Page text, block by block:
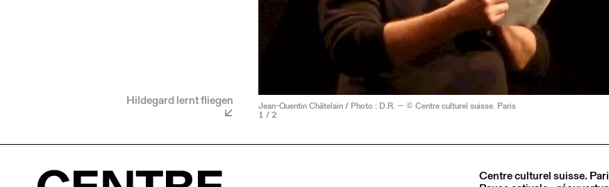
Hildegard lernt fliegen Jean-Quentin Châtelain / Photo : D.R. — © Centre culturel suisse. Paris
1 / 2
Centre culturel suisse.